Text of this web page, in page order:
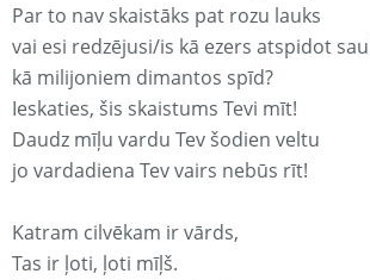
Par to nav skaistāks pat rozu lauks
vai esi redzējusi/is kā ezers atspidot
kā milijoniem dimantos spīd?
Ieskaties, šis skaistums Tevi mīt!
Daudz mīļu vardu Tev šodien veltu
jo vardadiena Tev vairs nebūs rīt!
Katram cilvēkam ir vārds,
Tas ir ļoti, ļoti mīļš.